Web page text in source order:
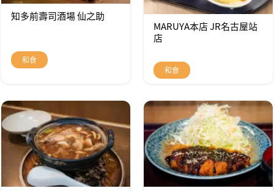
知多前壽司酒場 仙之助
和食
MARUYA本店 JR名古屋站
店
和食